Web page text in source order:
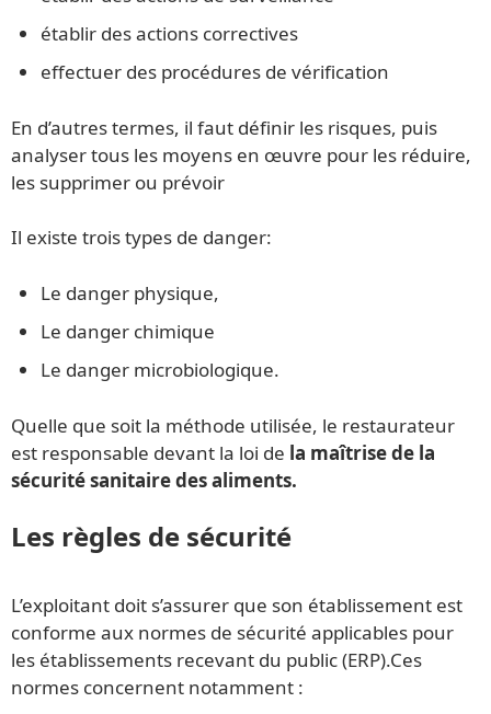
établir des actions correctives
effectuer des procédures de vérification
En d’autres termes, il faut définir les risques, puis
analyser tous les moyens en œuvre pour les réduire,
les supprimer ou prévoir
Il existe trois types de danger:
Le danger physique,
Le danger chimique
Le danger microbiologique.
Quelle que soit la méthode utilisée, le restaurateur
est responsable devant la loi de la maîtrise de la
sécurité sanitaire des aliments.
Les règles de sécurité
L’exploitant doit s’assurer que son établissement est
conforme aux normes de sécurité applicables pour
les établissements recevant du public (ERP).Ces
normes concernent notamment :